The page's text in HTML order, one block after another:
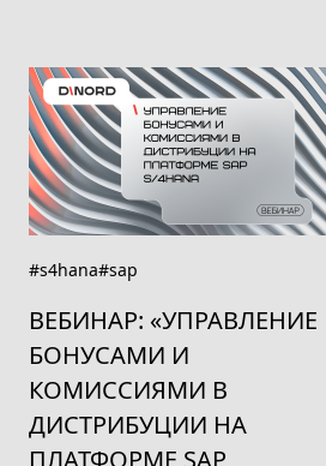
#s4hana#sap
ВЕБИНАР: «УПРАВЛЕНИЕ
БОНУСАМИ И
КОМИССИЯМИ В
ДИСТРИБУЦИИ НА
ПЛАТФОРМЕ SAP